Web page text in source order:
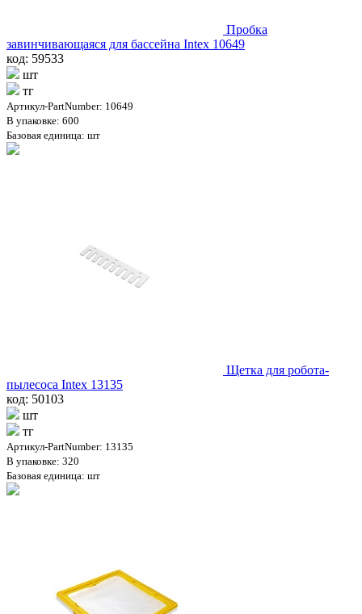
Пробка
завинчивающаяся для бассейна Intex 10649
код: 59533
шт
тг
Артикул-PartNumber: 10649
В упаковке: 600
Базовая единица: шт
Щетка для робота-
пылесоса Intex 13135
код: 50103
шт
тг
Артикул-PartNumber: 13135
В упаковке: 320
Базовая единица: шт